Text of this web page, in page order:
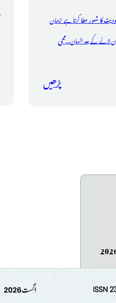
کا شعور عطا کرتا ہے ایمان
لانے کے بعد انسان...محی
پڑھیں